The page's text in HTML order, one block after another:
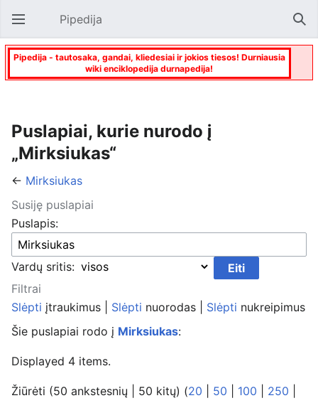
Atverti pagrindinį meniu Pipedija
Pipedija - tautosaka, gandai, kliedesiai ir jokios tiesos! Durniausia
wiki enciklopedija durnapedija!
Puslapiai, kurie nurodo į
„Mirksiukas“
← Mirksiukas
Susiję puslapiai
Puslapis:
Vardų sritis:
Filtrai
Slėpti įtraukimus | Slėpti nuorodas | Slėpti nukreipimus
Šie puslapiai rodo į Mirksiukas:
Displayed 4 items.
Žiūrėti (50 ankstesnių | 50 kitų) (20 50 100 250